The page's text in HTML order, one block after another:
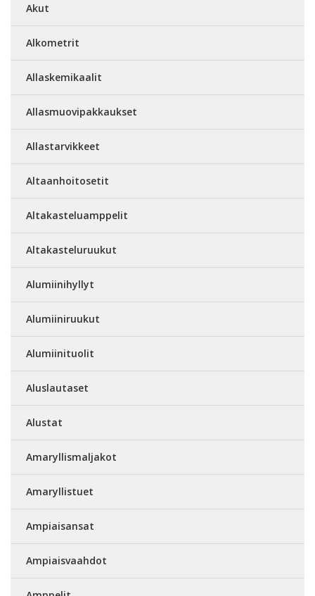
Akut
Alkometrit
Allaskemikaalit
Allasmuovipakkaukset
Allastarvikkeet
Altaanhoitosetit
Altakasteluamppelit
Altakasteluruukut
Alumiinihyllyt
Alumiiniruukut
Alumiinituolit
Aluslautaset
Alustat
Amaryllismaljakot
Amaryllistuet
Ampiaisansat
Ampiaisvaahdot